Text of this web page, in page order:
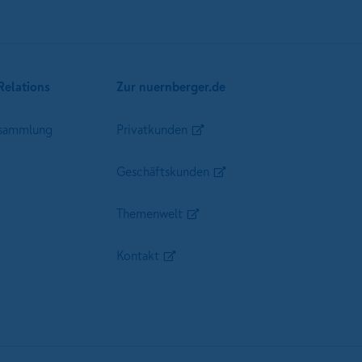
Zur nuernberger.de
Privatkunden
Geschäftskunden
Themenwelt
Kontakt